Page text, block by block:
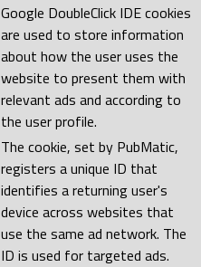
Google DoubleClick IDE cookies
are used to store information
about how the user uses the
website to present them with
relevant ads and according to
the user profile.
The cookie, set by PubMatic,
registers a unique ID that
identifies a returning user's
device across websites that
use the same ad network. The
ID is used for targeted ads.